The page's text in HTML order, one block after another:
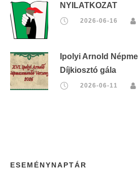
NYILATKOZAT
2026-06-16
Ipolyi Arnold
Díjkiosztó gála
2026-06-11
ESEMÉNYNAPTÁR